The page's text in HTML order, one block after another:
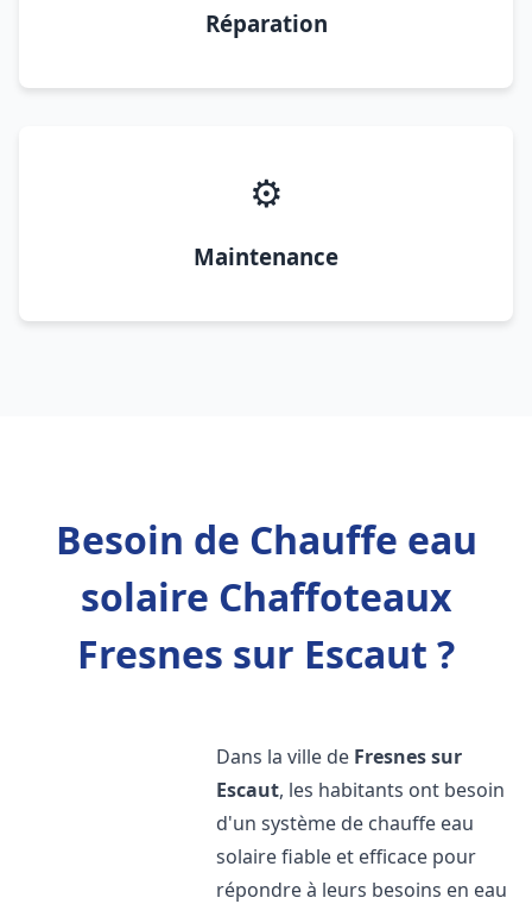
Réparation
⚙️
Maintenance
Besoin de Chauffe eau
solaire Chaffoteaux
Fresnes sur Escaut ?
Dans la ville de Fresnes sur
Escaut, les habitants ont besoin
d'un système de chauffe eau
solaire fiable et efficace pour
répondre à leurs besoins en eau